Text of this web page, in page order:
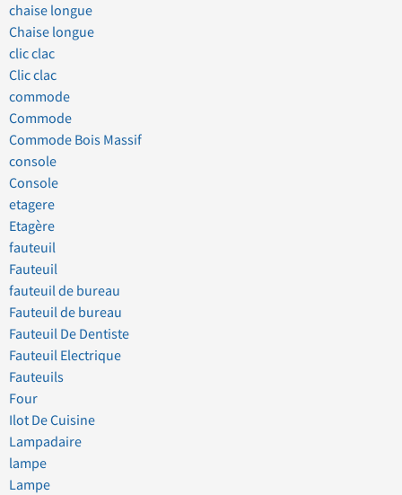
chaise longue
Chaise longue
clic clac
Clic clac
commode
Commode
Commode Bois Massif
console
Console
etagere
Etagère
fauteuil
Fauteuil
fauteuil de bureau
Fauteuil de bureau
Fauteuil De Dentiste
Fauteuil Electrique
Fauteuils
Four
Ilot De Cuisine
Lampadaire
lampe
Lampe